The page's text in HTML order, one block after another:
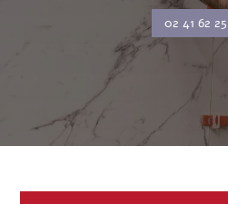
02 41 62